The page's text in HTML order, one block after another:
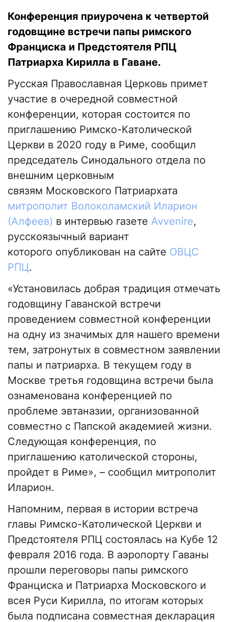
Конференция приурочена к четвертой
годовщине встречи папы римского
Франциска и Предстоятеля РПЦ
Патриарха Кирилла в Гаване.
Русская Православная Церковь примет
участие в очередной совместной
конференции, которая состоится по
приглашению Римско-Католической
Церкви в 2020 году в Риме, сообщил
председатель Синодального отдела по
внешним церковным
связям Московского Патриархата
митрополит Волоколамский Иларион
(Алфеев) в интервью газете Avvenire,
русскоязычный вариант
которого опубликован на сайте ОВЦС
РПЦ.
«Установилась добрая традиция отмечать
годовщину Гаванской встречи
проведением совместной конференции
на одну из значимых для нашего времени
тем, затронутых в совместном заявлении
папы и патриарха. В текущем году в
Москве третья годовщина встречи была
ознаменована конференцией по
проблеме эвтаназии, организованной
совместно с Папской академией жизни.
Следующая конференция, по
приглашению католической стороны,
пройдет в Риме», – сообщил митрополит
Иларион.
Напомним, первая в истории встреча
главы Римско-Католической Церкви и
Предстоятеля РПЦ состоялась на Кубе 12
февраля 2016 года. В аэропорту Гаваны
прошли переговоры папы римского
Франциска и Патриарха Московского и
всея Руси Кирилла, по итогам которых
была подписана совместная декларация